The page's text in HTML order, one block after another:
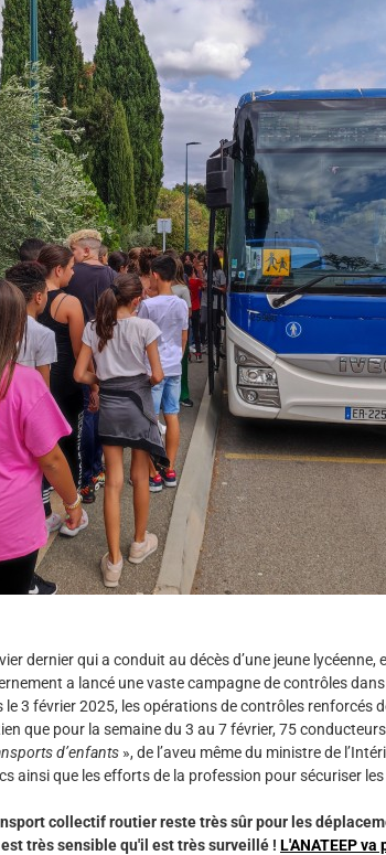
dernier qui a conduit au décès d’une jeune
a lancé une vaste campagne de contrôles
3 février 2025, les opérations de contrôles renforcés
que pour la semaine du 3 au 7 février, 75
d’enfants », de l’aveu même du ministre de
ainsi que les efforts de la profession pour sécuriser
collectif routier reste très sûr pour les
très sensible qu'il est très surveillé ! L'ANATEEP